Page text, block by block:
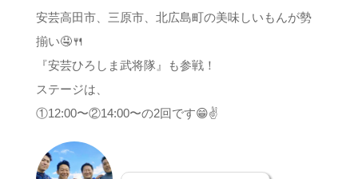
安芸高田市、三原市、北広島町の美味しいもんが勢
揃い🤤🍴
『安芸ひろしま武将隊』も参戦！
ステージは、
①12:00〜②14:00〜の2回です😁✌️